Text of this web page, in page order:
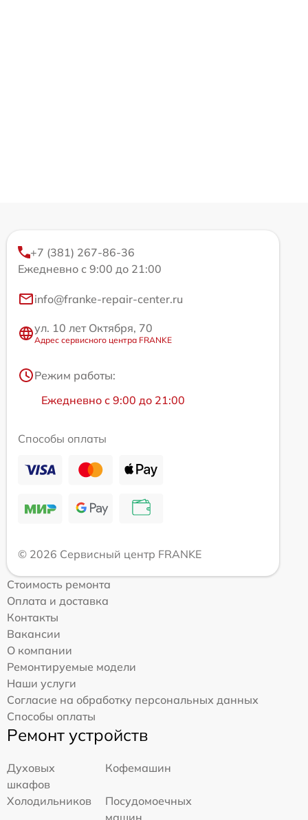
+7 (381) 267-86-36
Ежедневно с 9:00 до 21:00
info@franke-repair-center.ru
ул. 10 лет Октября, 70
Адрес сервисного центра FRANKE
Режим работы:
Ежедневно с 9:00 до 21:00
Способы оплаты
© 2026 Сервисный центр FRANKE
Стоимость ремонта
Оплата и доставка
Контакты
Вакансии
О компании
Ремонтируемые модели
Наши услуги
Согласие на обработку персональных данных
Способы оплаты
Ремонт устройств
Духовых
шкафов
Кофемашин
Холодильников
Посудомоечных